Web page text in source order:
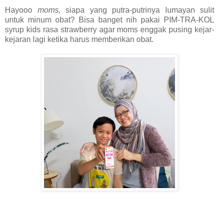
Hayooo moms, siapa yang putra-putrinya lumayan sulit
untuk minum obat? Bisa banget nih pakai PIM-TRA-KOL
syrup kids rasa strawberry agar moms enggak pusing kejar-
kejaran lagi ketika harus memberikan obat.